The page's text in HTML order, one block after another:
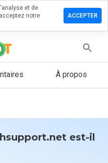
À propos
est-il
et de
notre
ACCEPTER